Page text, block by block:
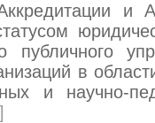
и
публичного
в
и научно-
]